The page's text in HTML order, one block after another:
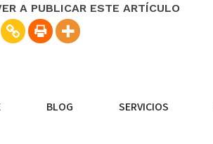
A PUBLICAR ESTE ARTÍCULO
BLOG SERVICIOS